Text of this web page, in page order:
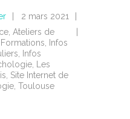
2 mars 2021
Ateliers de
Formations
Infos
Infos
Les
Site Internet de
Toulouse